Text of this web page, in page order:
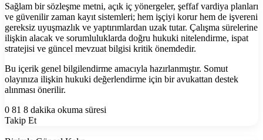
Sağlam bir sözleşme metni, açık iç yönergeler, şeffaf vardiya planları
ve güvenilir zaman kayıt sistemleri; hem işçiyi korur hem de işvereni
gereksiz uyuşmazlık ve yaptırımlardan uzak tutar. Çalışma sürelerine
ilişkin alacak ve sorumluluklarda doğru hukuki nitelendirme, ispat
stratejisi ve güncel mevzuat bilgisi kritik önemdedir.
Bu içerik genel bilgilendirme amacıyla hazırlanmıştır. Somut
olayınıza ilişkin hukuki değerlendirme için bir avukattan destek
alınması önerilir.
0 81 8 dakika okuma süresi
Takip Et